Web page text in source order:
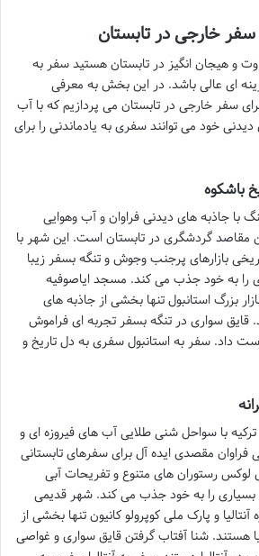
خارجی در تابستان
و هیجان انگیز در تابستان هستید سفر به
ای عالی باشد. در این بخش به معرفی
سفر خارجی در تابستان می پردازیم که با آب
خود می توانند سفری به یادماندنی را برای
باشکوه
با جاذبه های دیدنی فراوان و آب وهوایی
مقاصد گردشگری در تابستان است. این شهر با
بازارهای پرجنب وجوش و تنگه بسفر زیبا
را به خود جذب می کند. مسجد ایاصوفیه
بزرگ استانبول تنها بخشی از جاذبه های
سواری در تنگه بسفر تجربه ای فراموش
داد. سفر به استانبول سفری به دل تاریخ و
ترکیه با سواحل شنی طلایی آب های فیروزه ای و
فراوان مقصدی ایده آل برای سفرهای تابستانی
رستوران های متنوع و تفریحات آبی
بسیاری را به خود جذب می کند. شهر قدیمی
و پارک ملی کوپرولو کانیون تنها بخشی از
هستند. شنا آفتاب گرفتن قایق سواری و غواصی